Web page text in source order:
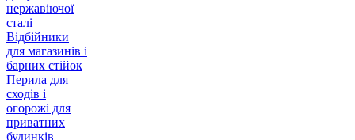
нержавіючої
сталі
Відбійники
для магазинів і
барних стійок
Перила для
сходів і
огорожі для
приватних
будинків